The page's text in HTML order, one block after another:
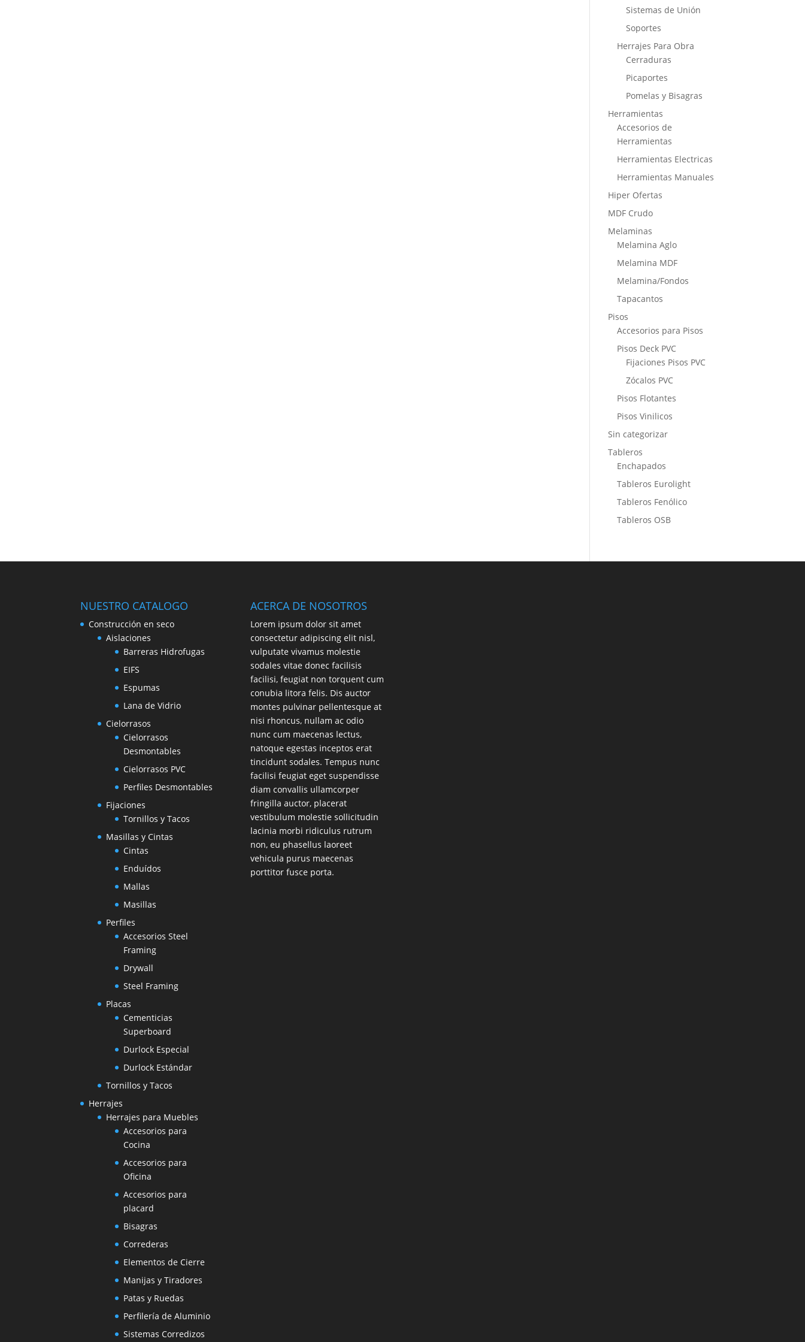
Sistemas de Unión
Soportes
Herrajes Para Obra
Cerraduras
Picaportes
Pomelas y Bisagras
Herramientas
Accesorios de
Herramientas
Herramientas Electricas
Herramientas Manuales
Hiper Ofertas
MDF Crudo
Melaminas
Melamina Aglo
Melamina MDF
Melamina/Fondos
Tapacantos
Pisos
Accesorios para Pisos
Pisos Deck PVC
Fijaciones Pisos PVC
Zócalos PVC
Pisos Flotantes
Pisos Vinilicos
Sin categorizar
Tableros
Enchapados
Tableros Eurolight
Tableros Fenólico
Tableros OSB
NUESTRO CATALOGO
Construcción en seco
Aislaciones
Barreras Hidrofugas
EIFS
Espumas
Lana de Vidrio
Cielorrasos
Cielorrasos
Desmontables
Cielorrasos PVC
Perfiles Desmontables
Fijaciones
Tornillos y Tacos
Masillas y Cintas
Cintas
Enduídos
Mallas
Masillas
Perfiles
Accesorios Steel
Framing
Drywall
Steel Framing
Placas
Cementicias
Superboard
Durlock Especial
Durlock Estándar
Tornillos y Tacos
Herrajes
Herrajes para Muebles
Accesorios para
Cocina
Accesorios para
Oficina
Accesorios para
placard
Bisagras
Correderas
Elementos de Cierre
Manijas y Tiradores
Patas y Ruedas
Perfilería de Aluminio
Sistemas Corredizos
ACERCA DE NOSOTROS
Lorem ipsum dolor sit amet
consectetur adipiscing elit nisl,
vulputate vivamus molestie
sodales vitae donec facilisis
facilisi, feugiat non torquent cum
conubia litora felis. Dis auctor
montes pulvinar pellentesque at
nisi rhoncus, nullam ac odio
nunc cum maecenas lectus,
natoque egestas inceptos erat
tincidunt sodales. Tempus nunc
facilisi feugiat eget suspendisse
diam convallis ullamcorper
fringilla auctor, placerat
vestibulum molestie sollicitudin
lacinia morbi ridiculus rutrum
non, eu phasellus laoreet
vehicula purus maecenas
porttitor fusce porta.